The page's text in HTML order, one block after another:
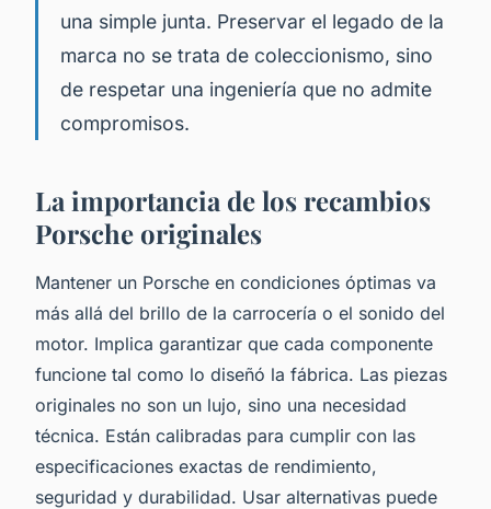
una simple junta. Preservar el legado de la
marca no se trata de coleccionismo, sino
de respetar una ingeniería que no admite
compromisos.
La importancia de los recambios
Porsche originales
Mantener un Porsche en condiciones óptimas va
más allá del brillo de la carrocería o el sonido del
motor. Implica garantizar que cada componente
funcione tal como lo diseñó la fábrica. Las piezas
originales no son un lujo, sino una necesidad
técnica. Están calibradas para cumplir con las
especificaciones exactas de rendimiento,
seguridad y durabilidad. Usar alternativas puede